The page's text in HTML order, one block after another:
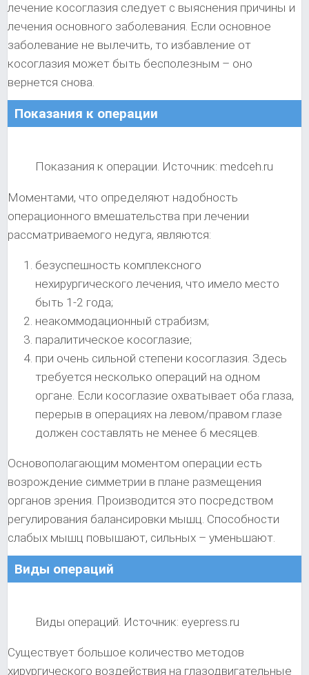
лечение косоглазия следует с выяснения причины и
лечения основного заболевания. Если основное
заболевание не вылечить, то избавление от
косоглазия может быть бесполезным – оно
вернется снова.
Показания к операции
Показания к операции. Источник: medceh.ru
Моментами, что определяют надобность
операционного вмешательства при лечении
рассматриваемого недуга, являются:
безуспешность комплексного
нехирургического лечения, что имело место
быть 1-2 года;
неакоммодационный страбизм;
паралитическое косоглазие;
при очень сильной степени косоглазия. Здесь
требуется несколько операций на одном
органе. Если косоглазие охватывает оба глаза,
перерыв в операциях на левом/правом глазе
должен составлять не менее 6 месяцев.
Основополагающим моментом операции есть
возрождение симметрии в плане размещения
органов зрения. Производится это посредством
регулирования балансировки мышц. Способности
слабых мышц повышают, сильных – уменьшают.
Виды операций
Виды операций. Источник: eyepress.ru
Существует большое количество методов
хирургического воздействия на глазодвигательные